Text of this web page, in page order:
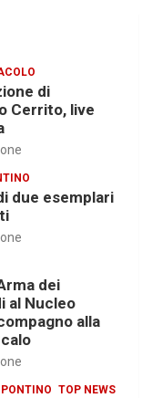
di
Cerrito, live
due esemplari
dei
al Nucleo
alla
PONTINO TOP NEWS